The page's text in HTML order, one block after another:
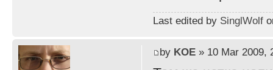
Last edited by SinglWolf
by KOE» 10 Mar 2009,